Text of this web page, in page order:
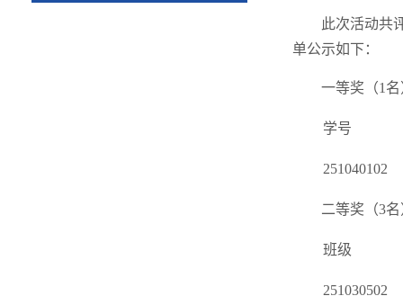
此次活动共
单公示如下：
一等奖（1
学号
251040102
二等奖（3
班级
251030502